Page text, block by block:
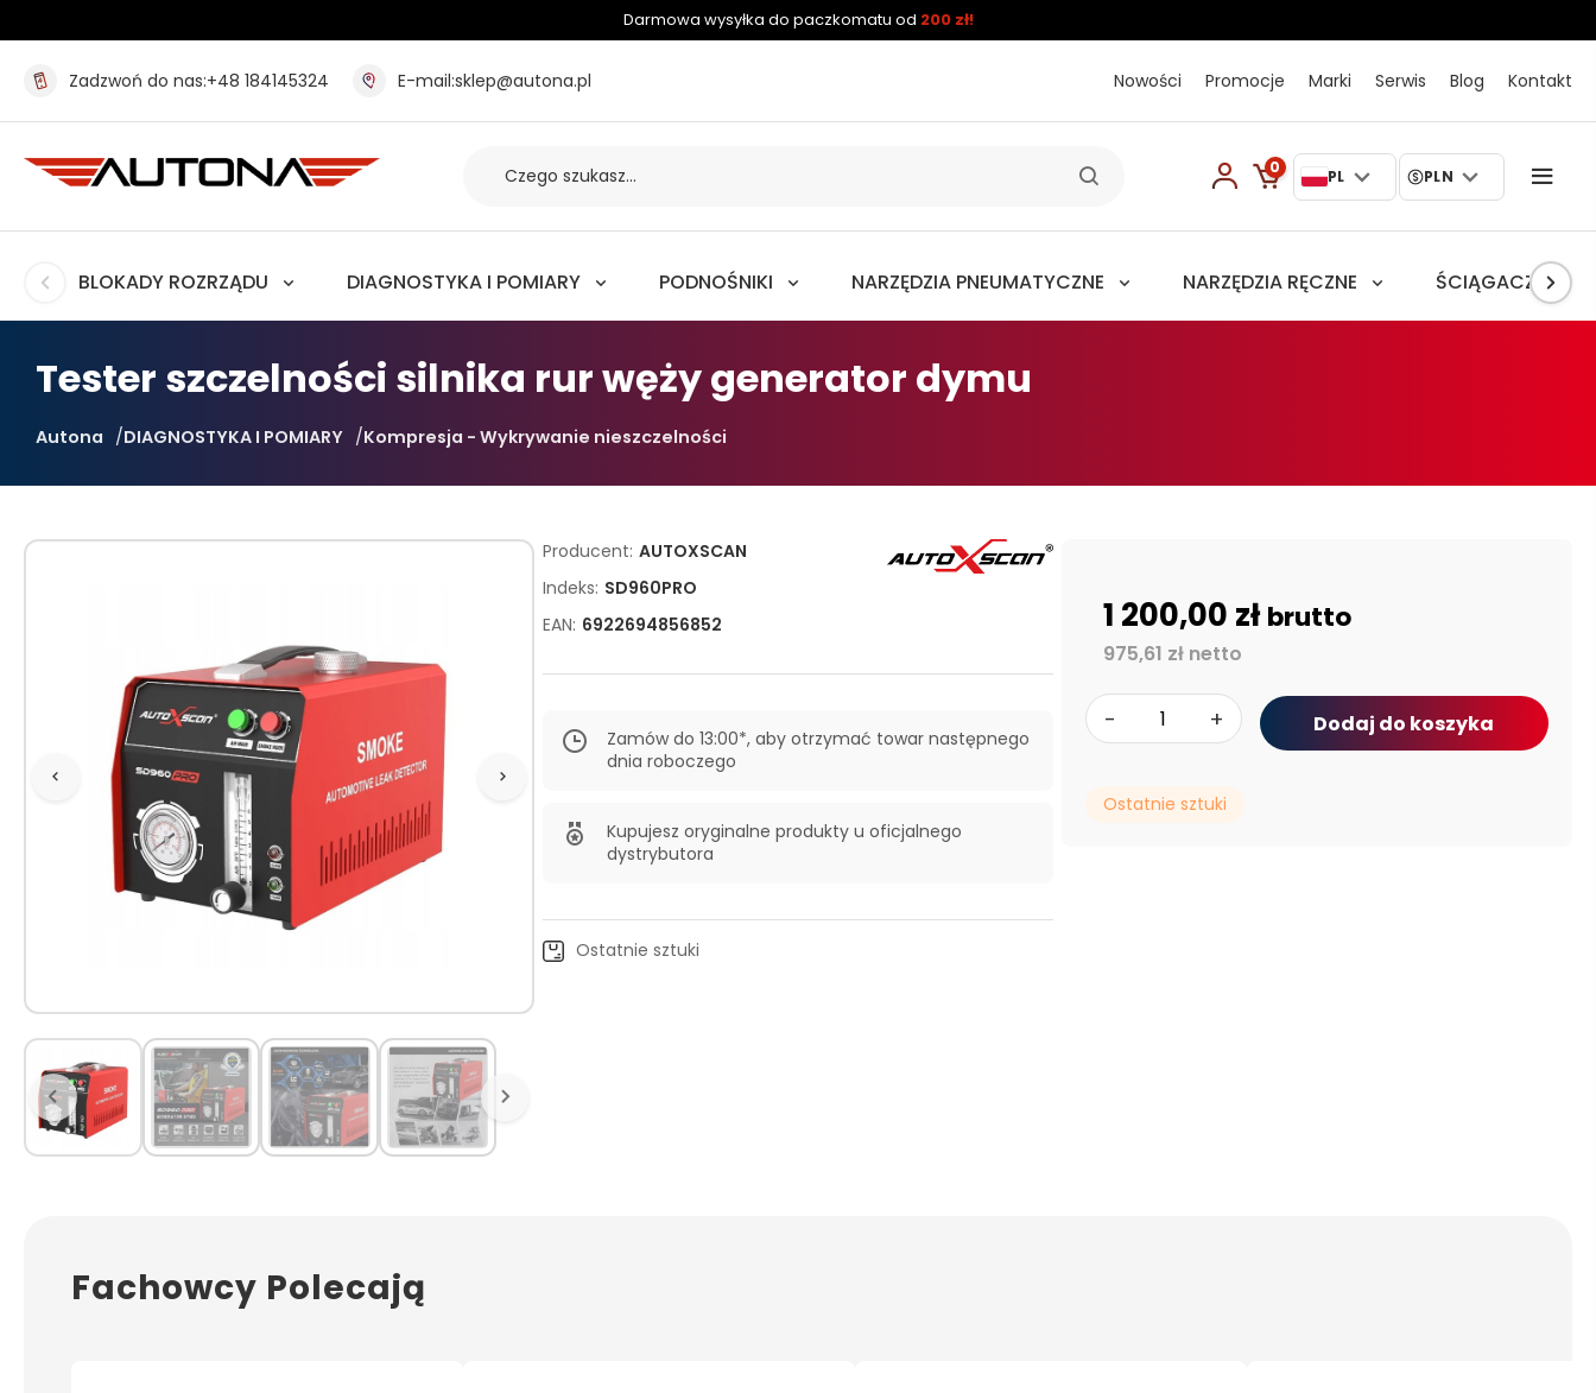
Darmowa wysyłka do paczkomatu od 200 zł!
Zadzwoń do nas:+48 184145324 E-mail:sklep@autona.pl Nowości Promocje Marki Serwis Blog Kontakt
0 PL PLN
BLOKADY ROZRZĄDU DIAGNOSTYKA I POMIARY PODNOŚNIKI NARZĘDZIA PNEUMATYCZNE NARZĘDZIA RĘCZNE ŚCIĄGACZE
Tester szczelności silnika rur węży generator dymu
Autona DIAGNOSTYKA I POMIARY Kompresja - Wykrywanie nieszczelności
Producent: AUTOXSCAN
Indeks: SD960PRO
EAN: 6922694856852
Zamów do 13:00*, aby otrzymać towar następnego
dnia roboczego
Kupujesz oryginalne produkty u oficjalnego
dystrybutora
Ostatnie sztuki
1 200,00 złbrutto
975,61 zł netto
- + Dodaj do koszyka
Ostatnie sztuki
Fachowcy Polecają